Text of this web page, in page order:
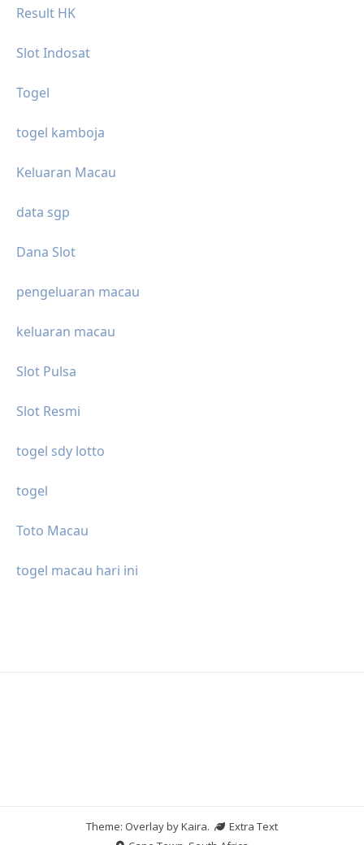
Result HK
Slot Indosat
Togel
togel kamboja
Keluaran Macau
data sgp
Dana Slot
pengeluaran macau
keluaran macau
Slot Pulsa
Slot Resmi
togel sdy lotto
togel
Toto Macau
togel macau hari ini
Theme: Overlay byKaira.
Extra Text